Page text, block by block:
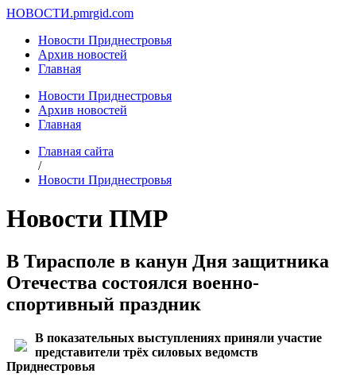
НОВОСТИ.pmrgid.com
Новости Приднестровья
Архив новостей
Главная
Новости Приднестровья
Архив новостей
Главная
Главная сайта
/
Новости Приднестровья
Новости ПМР
В Тирасполе в канун Дня защитника
Отечества состоялся военно-
спортивный праздник
В показательных выступлениях приняли участие
представители трёх силовых ведомств
Приднестровья